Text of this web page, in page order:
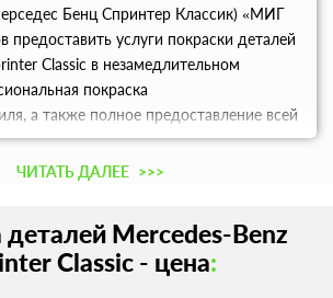
Бенц Спринтер Классик) «МИГ
предоставить услуги покраски деталей
Classic в незамедлительном
покраска
а также полное предоставление всей
по возникшему вопросу в
в техцентр.
ЧИТАТЬ ДАЛЕЕ >>>
Mercedes-Benz
Classic - цена: